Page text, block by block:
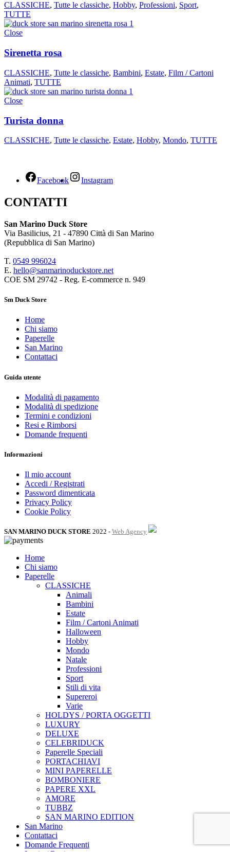
CLASSICHE, Tutte le classiche, Hobby, Professioni, Sport,
TUTTE
Close
Sirenetta rosa
CLASSICHE, Tutte le classiche, Bambini, Estate, Film / Cartoni
Animati, TUTTE
Close
Turista donna
CLASSICHE, Tutte le classiche, Estate, Hobby, Mondo, TUTTE
Facebook Instagram
CONTATTI
San Marino Duck Store
Via Basilicius, 21 - 47890 Città di San Marino
(Repubblica di San Marino)
T. 0549 996024
E. hello@sanmarinoduckstore.net
COE SM 29742 - Reg. E-commerce n. 949
Sm Duck Store
Home
Chi siamo
Paperelle
San Marino
Contattaci
Guida utente
Modalità di pagamento
Modalità di spedizione
Termini e condizioni
Resi e Rimborsi
Domande frequenti
Informazioni
Il mio account
Accedi / Registrati
Password dimenticata
Privacy Policy
Cookie Policy
SAN MARINO DUCK STORE 2022 - Web Agency
Home
Chi siamo
Paperelle
CLASSICHE
Animali
Bambini
Estate
Film / Cartoni Animati
Halloween
Hobby
Mondo
Natale
Professioni
Sport
Stili di vita
Supereroi
Varie
HOLDYS / PORTA OGGETTI
LUXURY
DELUXE
CELEBRIDUCK
Paperelle Speciali
PORTACHIAVI
MINI PAPERELLE
BOMBONIERE
PAPERE XXL
AMORE
TUBBZ
SAN MARINO EDITION
San Marino
Contattaci
Domande Frequenti
Login / Register